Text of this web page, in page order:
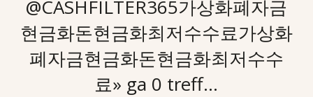
@CASHFILTER365가상화폐자금
현금화돈현금화최저수수료가상화
폐자금현금화돈현금화최저수수
료» ga 0 treff...